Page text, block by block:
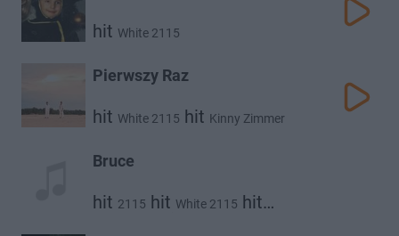
hit White 2115
Pierwszy Raz
hit White 2115 hit Kinny Zimmer
Bruce
hit 2115 hit White 2115 hit